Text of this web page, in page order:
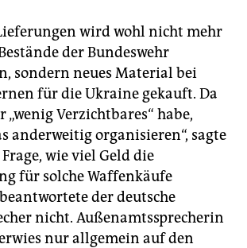
wird wohl nicht mehr
der Bundeswehr
sondern neues Material bei
für die Ukraine gekauft. Da
„wenig Verzichtbares“ habe,
anderweitig organisieren“, sagte
wie viel Geld die
für solche Waffenkäufe
der deutsche
nicht. Außenamtssprecherin
nur allgemein auf den